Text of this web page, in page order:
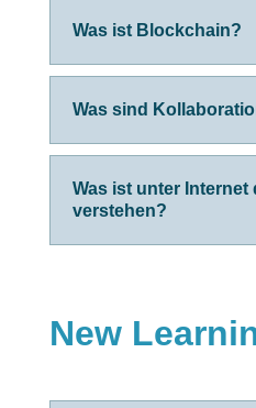
Was ist Blockchain?
Was sind
Was ist unter Internet
verstehen?
New